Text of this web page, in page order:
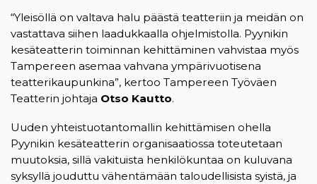
“Yleisöllä on valtava halu päästä teatteriin ja meidän on
vastattava siihen laadukkaalla ohjelmistolla. Pyynikin
kesäteatterin toiminnan kehittäminen vahvistaa myös
Tampereen asemaa vahvana ympärivuotisena
teatterikaupunkina”, kertoo Tampereen Työväen
Teatterin johtaja Otso Kautto.
Uuden yhteistuotantomallin kehittämisen ohella
Pyynikin kesäteatterin organisaatiossa toteutetaan
muutoksia, sillä vakituista henkilökuntaa on kuluvana
syksyllä jouduttu vähentämään taloudellisista syistä, ja